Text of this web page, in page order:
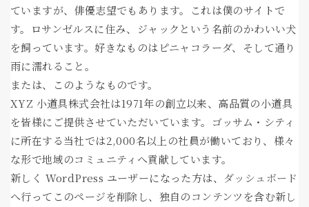
ていますが、俳優志望でもあります。これは僕のサイトで
す。ロサンゼルスに住み、ジャックという名前のかわいい犬
を飼っています。好きなものはピニャコラーダ、そして通り
雨に濡れること。
または、このようなものです。
XYZ 小道具株式会社は1971年の創立以来、高品質の小道具
を皆様にご提供させていただいています。ゴッサム・シティ
に所在する当社では2,000名以上の社員が働いており、様々
な形で地域のコミュニティへ貢献しています。
新しく WordPress ユーザーになった方は、 ダッシュボード
へ行ってこのページを削除し、独自のコンテンツを含む新し